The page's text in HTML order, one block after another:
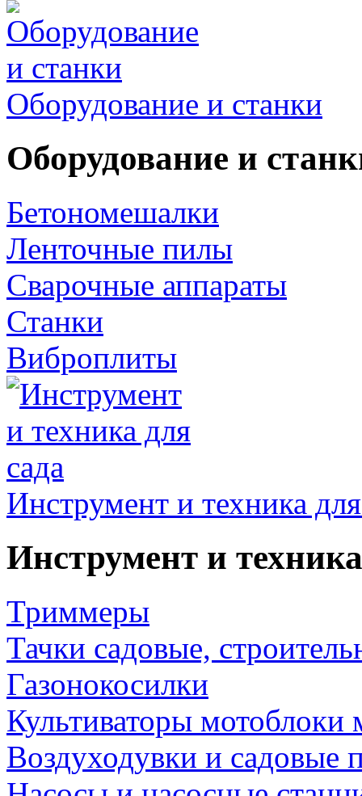
Оборудование и станки
Оборудование и
Бетономешалки
Ленточные пилы
Сварочные аппараты
Станки
Виброплиты
Инструмент и техника
Инструмент и
Триммеры
Тачки садовые,
Газонокосилки
Культиваторы мотоблоки
Воздуходувки и садовые